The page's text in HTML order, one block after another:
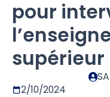
pour
supérieur
2/10/2024